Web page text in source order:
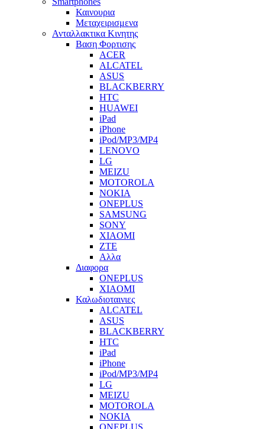
Καινουρια
Μεταχειρισμενα
Ανταλλακτικα Κινητης
Βαση Φορτισης
ACER
ALCATEL
ASUS
BLACKBERRY
HTC
HUAWEI
iPad
iPhone
iPod/MP3/MP4
LENOVO
LG
MEIZU
MOTOROLA
NOKIA
ONEPLUS
SAMSUNG
SONY
XIAOMI
ZTE
Αλλα
Διαφορα
ONEPLUS
XIAOMI
Καλωδιοταινιες
ALCATEL
ASUS
BLACKBERRY
HTC
iPad
iPhone
iPod/MP3/MP4
LG
MEIZU
MOTOROLA
NOKIA
ONEPLUS